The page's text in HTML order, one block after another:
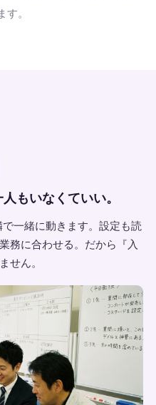
す。
もいなくていい。
一緒に動きます。設定も読
務に合わせる。だから『入
せん。